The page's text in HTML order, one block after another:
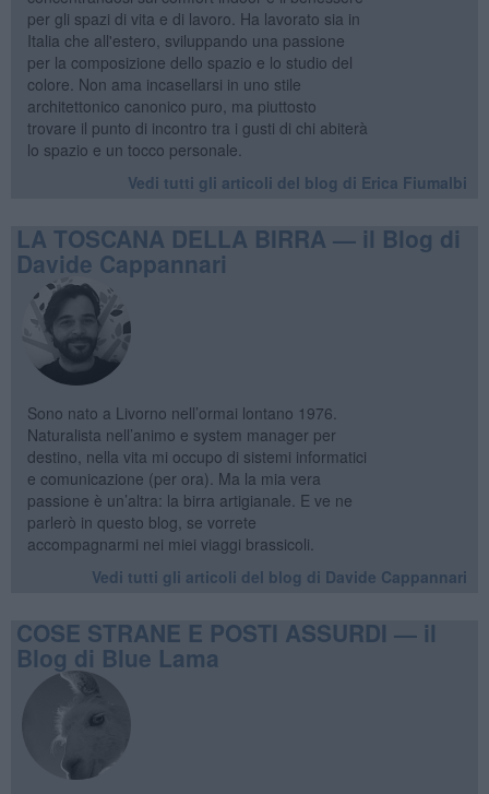
per gli spazi di vita e di lavoro. Ha lavorato sia in
Italia che all'estero, sviluppando una passione
per la composizione dello spazio e lo studio del
colore. Non ama incasellarsi in uno stile
architettonico canonico puro, ma piuttosto
trovare il punto di incontro tra i gusti di chi abiterà
lo spazio e un tocco personale.
Vedi tutti gli articoli del blog di Erica Fiumalbi
LA TOSCANA DELLA BIRRA — il Blog di
Davide Cappannari
Sono nato a Livorno nell’ormai lontano 1976.
Naturalista nell’animo e system manager per
destino, nella vita mi occupo di sistemi informatici
e comunicazione (per ora). Ma la mia vera
passione è un’altra: la birra artigianale. E ve ne
parlerò in questo blog, se vorrete
accompagnarmi nei miei viaggi brassicoli.
Vedi tutti gli articoli del blog di Davide Cappannari
COSE STRANE E POSTI ASSURDI — il
Blog di Blue Lama